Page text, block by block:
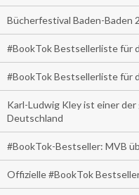
Bücherfestival Baden-Baden
#BookTok Bestsellerliste für
#BookTok Bestsellerliste für
Karl-Ludwig Kley ist einer
Deutschland
#BookTok-Bestseller: MVB
Offizielle #BookTok